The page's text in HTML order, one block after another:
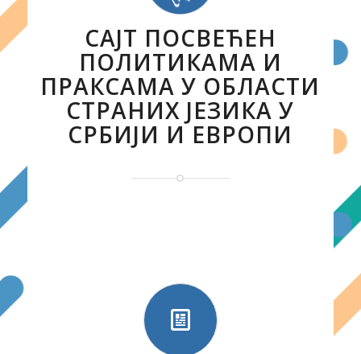
САЈТ ПОСВЕЋЕН
ПОЛИТИКАМА И
ПРАКСАМА У ОБЛАСТИ
СТРАНИХ ЈЕЗИКА У
СРБИЈИ И ЕВРОПИ